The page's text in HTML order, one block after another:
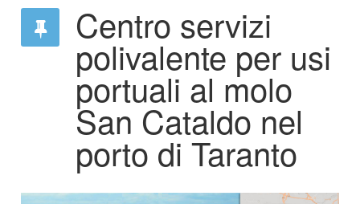
Centro servizi
polivalente per usi
portuali al molo
San Cataldo nel
porto di Taranto